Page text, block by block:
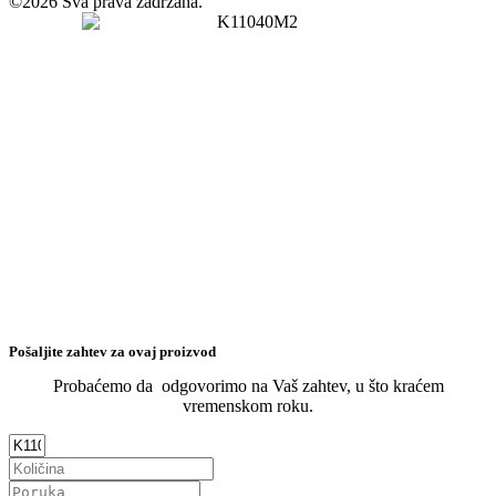
Pošaljite zahtev za ovaj proizvod
Probaćemo da odgovorimo na Vaš zahtev, u što kraćem
vremenskom roku.